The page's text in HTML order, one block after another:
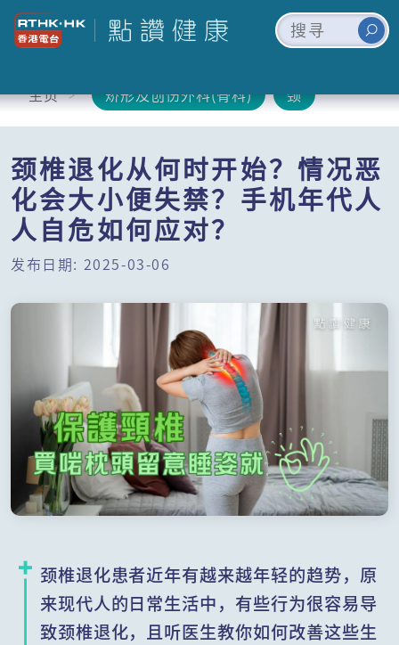
主页 矫形及创伤外科(骨科) 颈
颈椎退化从何时开始？情况恶
化会大小便失禁？手机年代人
人自危如何应对？
发布日期: 2025-03-06
颈椎退化患者近年有越来越年轻的趋势，原
来现代人的日常生活中，有些行为很容易导
致颈椎退化，且听医生教你如何改善这些生